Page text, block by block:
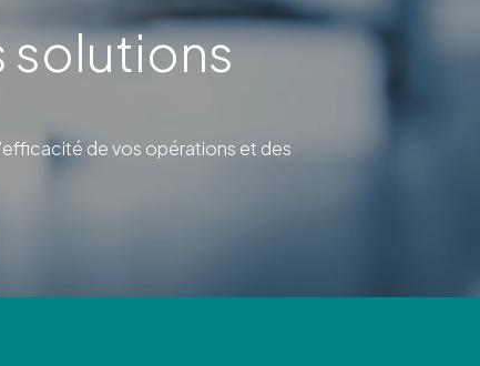
solutions
de vos opérations et des